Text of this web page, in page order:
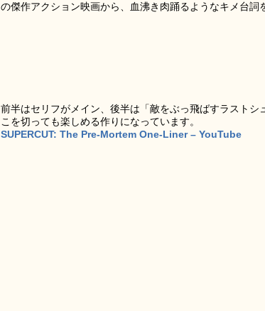
の傑作アクション映画から、血沸き肉踊るようなキメ台詞
前半はセリフがメイン、後半は「敵をぶっ飛ばすラスト
こを切っても楽しめる作りになっています。
SUPERCUT: The Pre-Mortem One-Liner – YouTube